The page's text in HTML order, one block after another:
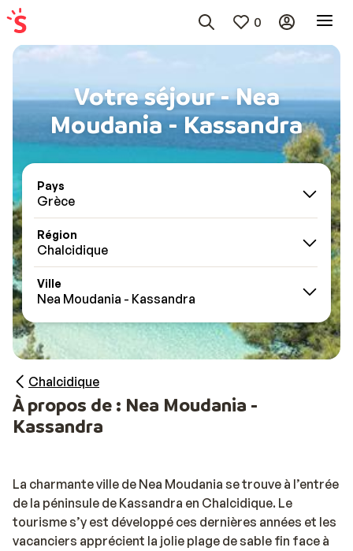
0
Votre séjour - Nea
Moudania - Kassandra
Pays
Grèce
Région
Chalcidique
Ville
Nea Moudania - Kassandra
Chalcidique
À propos de : Nea Moudania -
Kassandra
La charmante ville de Nea Moudania se trouve à l’entrée
de la péninsule de Kassandra en Chalcidique. Le
tourisme s’y est développé ces dernières années et les
vacanciers apprécient la jolie plage de sable fin face à